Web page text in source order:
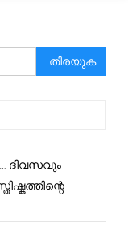
അനേഷിക്കുക
ദിവസവും